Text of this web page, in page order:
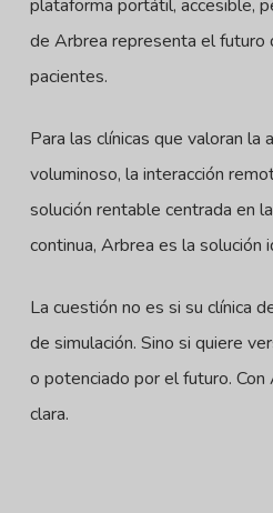
plataforma portátil, accesible,
de Arbrea representa el futuro
pacientes.
Para las clínicas que valoran la
voluminoso, la interacción
solución rentable centrada en
continua, Arbrea es la solución
La cuestión no es si su clínica
de simulación. Sino si quiere
o potenciado por el futuro.
clara.